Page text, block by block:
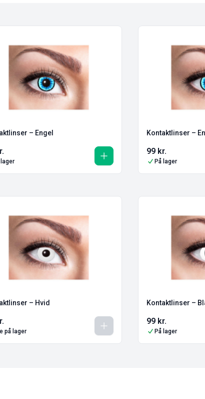
– Engel Kontaktlinser –
99 kr.
På lager
– Hvid
på lager
Kontaktlinser –
99 kr.
På lager